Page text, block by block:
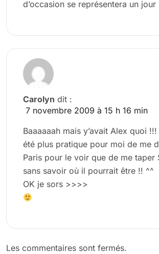
d’occasion se représentera un
Carolyn dit :
7 novembre 2009 à 15 h 16 min
Baaaaaah mais y’avait Alex quoi
été plus pratique pour moi de me
Paris pour le voir que de me taper
sans savoir où il pourrait être !! ^^
OK je sors >>>>
Les commentaires sont fermés.